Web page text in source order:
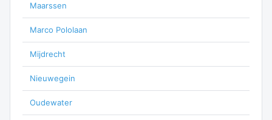
Maarssen
Marco Pololaan
Mijdrecht
Nieuwegein
Oudewater